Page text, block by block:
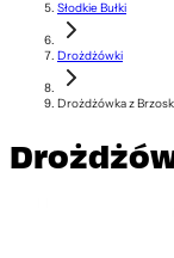
Słodkie Bułki
Drożdżówki
Drożdżówka z